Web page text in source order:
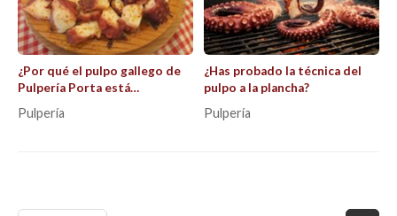
¿Por qué el pulpo gallego de
Pulpería Porta está
mejores?
Pulpería
¿Has probado la técnica del
pulpo a la plancha?
Pulpería